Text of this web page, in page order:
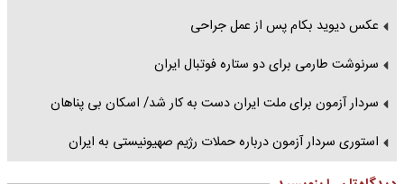
عکس دیوید بکام پس از عمل جراحی
سرنوشت طارمی برای دو ستاره فوتبال ایران
سردار آزمون برای ملت ایران دست به کار شد/ اسکان بی پناهان
استوری سردار آزمون درباره حملات رژیم صهیونیستی به ایران